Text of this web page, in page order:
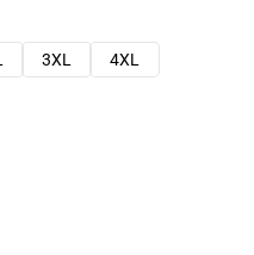
3XL
4XL